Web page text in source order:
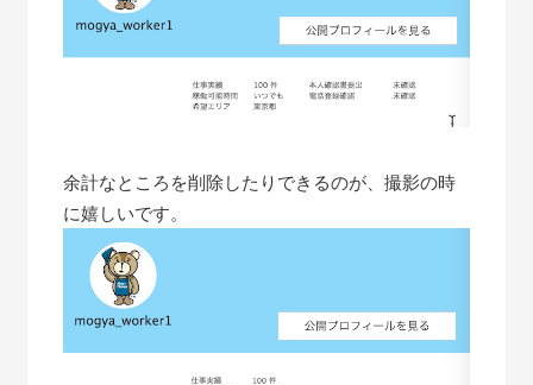
余計なところを削除したりできるのが、撮影の時
に嬉しいです。